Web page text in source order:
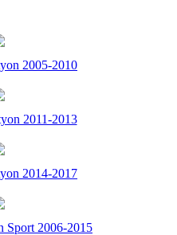
2005-2010
2011-2013
2014-2017
Sport 2006-2015